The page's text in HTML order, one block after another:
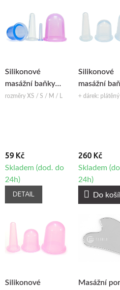
Silikonové
masážní baňky
Fabulo Bell
rozměry XS / S / M / L
59 Kč
Skladem (dod. do
24h)
DETAIL
Silikonové
masážní
Fabulo
+ dárek:
260 Kč
Skladem
24h)
Do
Silikonové
Masážní